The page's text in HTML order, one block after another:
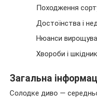
Походження
Достоїнства і
Нюанси
Хвороби і
Загальна
Солодке диво —